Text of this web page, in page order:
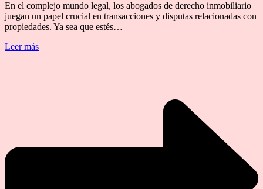
En el complejo mundo legal, los abogados de derecho inmobiliario
juegan un papel crucial en transacciones y disputas relacionadas con
propiedades. Ya sea que estés…
Leer más